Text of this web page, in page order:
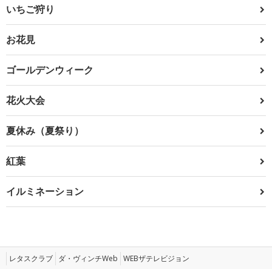
いちご狩り
お花見
ゴールデンウィーク
花火大会
夏休み（夏祭り）
紅葉
イルミネーション
レタスクラブ ダ・ヴィンチWeb WEBザテレビジョン